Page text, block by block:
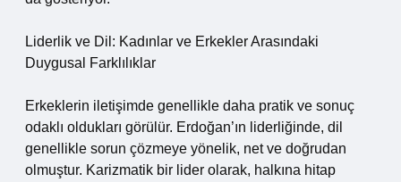
Liderlik ve Dil: Kadınlar ve Erkekler Arasındaki
Duygusal Farklılıklar
Erkeklerin iletişimde genellikle daha pratik ve sonuç
odaklı oldukları görülür. Erdoğan’ın liderliğinde, dil
genellikle sorun çözmeye yönelik, net ve doğrudan
olmuştur. Karizmatik bir lider olarak, halkına hitap